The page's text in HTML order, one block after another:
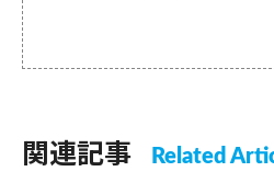
関連記事 Related